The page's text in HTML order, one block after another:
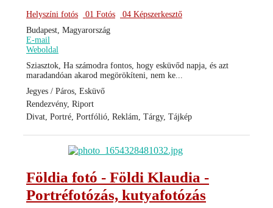
Helyszíni fotós 01 Fotós
04 Képszerkesztő
Budapest, Magyarország
E-mail
Weboldal
Sziasztok, Ha számodra fontos, hogy esküvőd napja, és azt
maradandóan akarod megörökíteni, nem ke...
Jegyes / Páros, Esküvő
Rendezvény, Riport
Divat, Portré, Portfólió, Reklám, Tárgy, Tájkép
Földia fotó - Földi Klaudia -
Portréfotózás, kutyafotózás